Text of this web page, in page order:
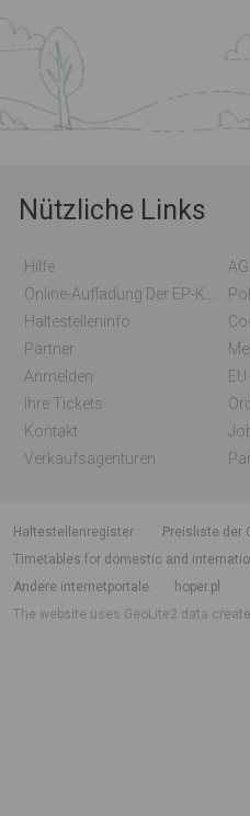
Nützliche Links
Hilfe
Haltestelleninfo
Partner
Anmelden
Ihre Tickets
Kontakt
Verkaufsagenturen
Haltestellenregister
Preisliste
Timetables for domestic and
Andere internetportale
hoper.pl
The website uses GeoLite2 data